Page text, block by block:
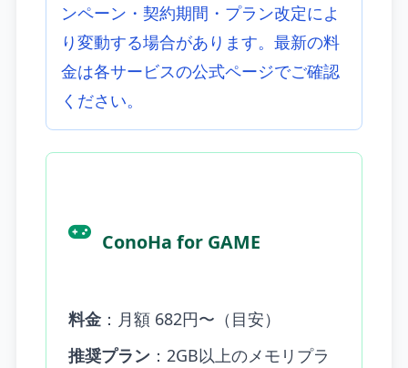
ンペーン・契約期間・プラン改定によ
り変動する場合があります。最新の料
金は各サービスの公式ページでご確認
ください。
ConoHa for GAME
料金 ：月額 682円〜（目安）
推奨プラン ：2GB以上のメモリプラ